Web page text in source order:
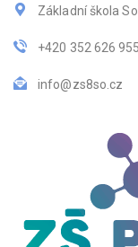
Základní škola
+420 352 626 955
info@zs8so.cz